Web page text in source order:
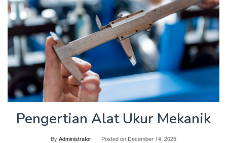
Pengertian Alat Ukur Mekanik
By Administrator Posted on December 14, 2025